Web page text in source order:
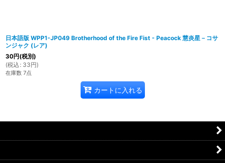
日本語版 WPP1-JP049 Brotherhood of the Fire Fist - Peacock 慧炎星－コサ
ンジャク (レア)
30円(税別)
(税込 : 33円)
在庫数 7点
カートに入れる